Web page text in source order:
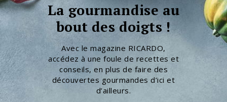
La gourmandise au
bout des doigts !
Avec le magazine RICARDO,
accédez à une foule de recettes et
conseils, en plus de faire des
découvertes gourmandes d’ici et
d’ailleurs.